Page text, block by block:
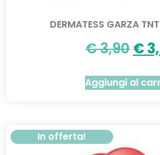
DERMATESS GARZA
€3,90 €
Aggiungi al
In offerta!